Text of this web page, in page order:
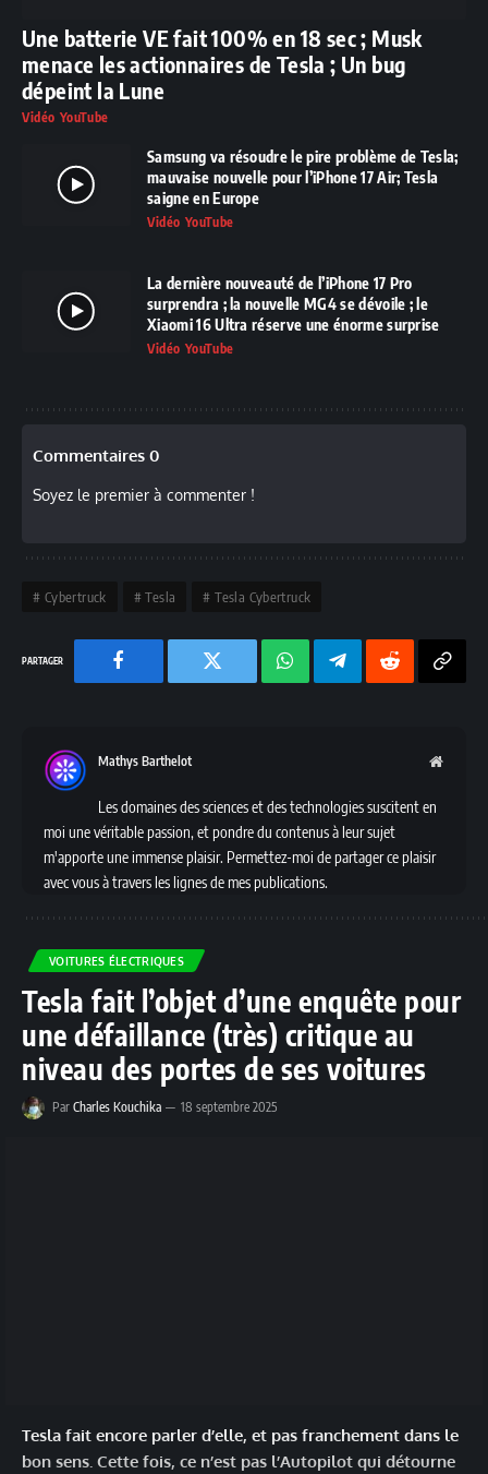
Une batterie VE fait 100% en 18 sec ; Musk
menace les actionnaires de Tesla ; Un bug
dépeint la Lune
Vidéo YouTube
Samsung va résoudre le pire problème de Tesla;
mauvaise nouvelle pour l’iPhone 17 Air; Tesla
saigne en Europe
Vidéo YouTube
La dernière nouveauté de l’iPhone 17 Pro
surprendra ; la nouvelle MG4 se dévoile ; le
Xiaomi 16 Ultra réserve une énorme surprise
Vidéo YouTube
Commentaires 0
Soyez le premier à commenter !
Cybertruck Tesla Tesla Cybertruck
Facebook Twitter
Chaine
TelegramRedditCopy
Mathys Barthelot
Les domaines des sciences et des technologies suscitent en
moi une véritable passion, et pondre du contenus à leur sujet
m'apporte une immense plaisir. Permettez-moi de partager ce plaisir
avec vous à travers les lignes de mes publications.
VOITURES ÉLECTRIQUES
Tesla fait l’objet d’une enquête pour
une défaillance (très) critique au
niveau des portes de ses voitures
Par Charles Kouchika 18 septembre 2025
Tesla fait encore parler d’elle, et pas franchement dans le
bon sens. Cette fois, ce n’est pas l’Autopilot qui détourne